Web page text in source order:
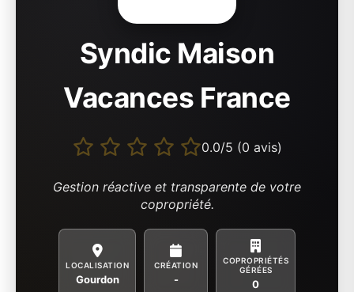
Syndic Maison
Vacances France
0.0/5 (0 avis)
Gestion réactive et transparente de votre
copropriété.
LOCALISATION
Gourdon
CRÉATION
-
COPROPRIÉTÉS
GÉRÉES
0